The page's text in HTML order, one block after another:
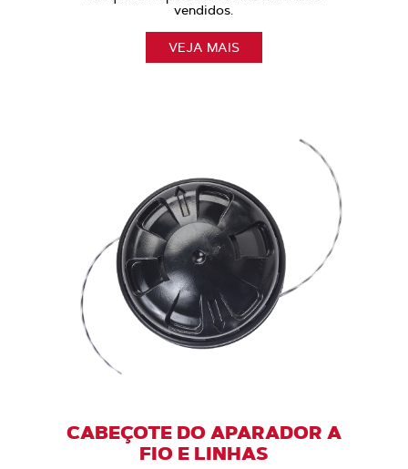
vendidos.
VEJA MAIS
CABEÇOTE DO APARADOR A
FIO E LINHAS